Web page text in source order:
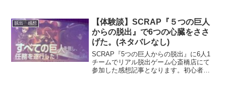
りたい方にお勧めの記事です。
脱出 感想
【体験談】SCRAP『５つの巨人
からの脱出』で6つの心臓をささ
げた。(ネタバレなし)
SCRAP『5つの巨人からの脱出』に6人1
チームでリアル脱出ゲーム心斎橋店にて
参加した感想記事となります。初心者で